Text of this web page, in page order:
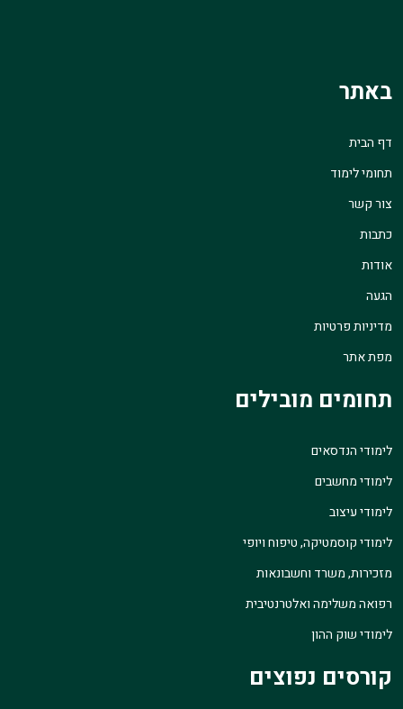
באתר
דף הבית
תחומי לימוד
צור קשר
כתבות
אודות
הגעה
מדיניות פרטיות
מפת אתר
תחומים מובילים
לימודי הנדסאים
לימודי מחשבים
לימודי עיצוב
לימודי קוסמטיקה, טיפוח ויופי
מזכירות, משרד וחשבונאות
רפואה משלימה ואלטרנטיבית
לימודי שוק ההון
קורסים נפוצים